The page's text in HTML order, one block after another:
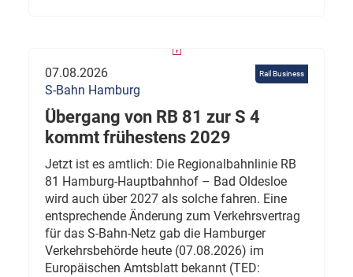
Rail Business
07.08.2026
S-Bahn Hamburg
Übergang von RB 81 zur S 4
kommt frühestens 2029
Jetzt ist es amtlich: Die Regionalbahnlinie RB
81 Hamburg-Hauptbahnhof – Bad Oldesloe
wird auch über 2027 als solche fahren. Eine
entsprechende Änderung zum Verkehrsvertrag
für das S-Bahn-Netz gab die Hamburger
Verkehrsbehörde heute (07.08.2026) im
Europäischen Amtsblatt bekannt (TED: